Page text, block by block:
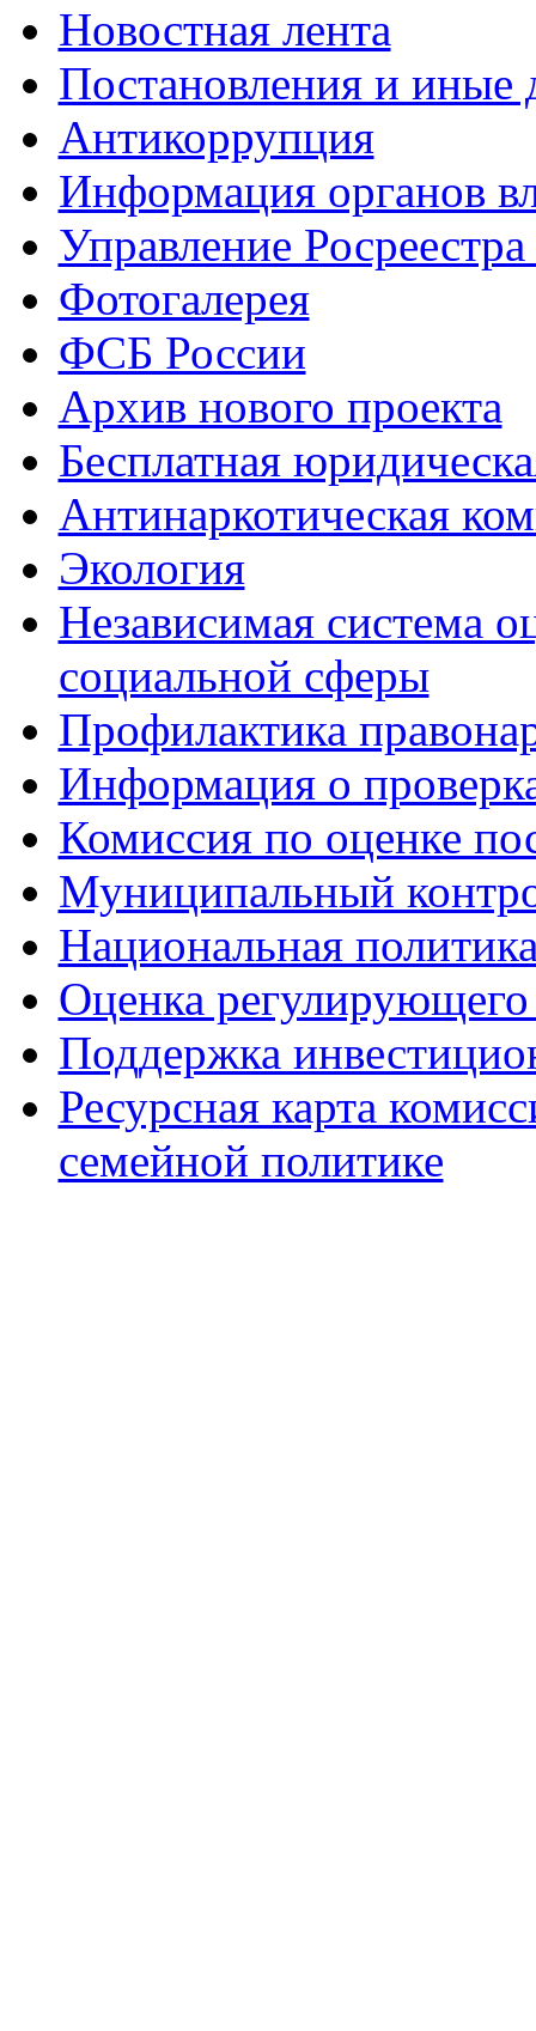
Новостная лента
Постановления и иные
Антикоррупция
Информация органов
Управление
Фотогалерея
ФСБ России
Архив нового проекта
Бесплатная
Антинаркотическая
Экология
Независимая система
социальной сферы
Профилактика
Информация о
Комиссия по оценке
Муниципальный
Национальная
Оценка регулирующего
Поддержка
Ресурсная карта
семейной политике